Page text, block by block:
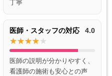
丁寧
医師・スタッフの対応 4.0
医師の説明が分かりやすく、
看護師の施術も安心との声